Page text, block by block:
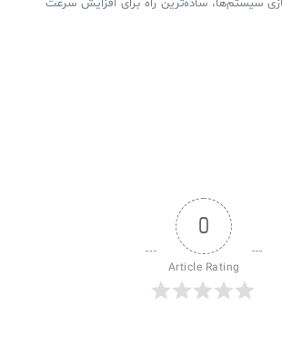
سیستم‌ها، ساده‌ترین راه برای افزایش سرعت
0
Article Rating